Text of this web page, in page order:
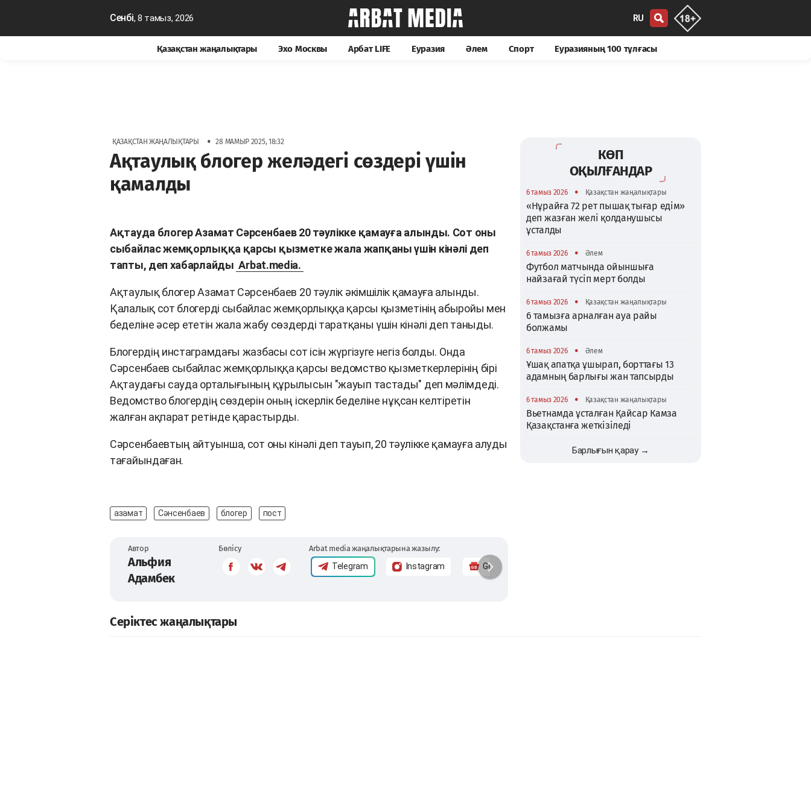
Сенбі, 8 тамыз, 2026 RU
Қазақстан жаңалықтары Эхо Москвы Арбат LIFE Еуразия Әлем Спорт Еуразияның 100 тұлғасы
ҚАЗАҚСТАН ЖАҢАЛЫҚТАРЫ • 28 МАМЫР 2025, 18:32
Ақтаулық блогер желәдегі сөздері үшін
қамалды
Ақтауда блогер Азамат Сәрсенбаев 20 тәулікке қамауға алынды. Сот оны
сыбайлас жемқорлыққа қарсы қызметке жала жапқаны үшін кінәлі деп
тапты, деп хабарлайды Arbat.media.
Ақтаулық блогер Азамат Сәрсенбаев 20 тәулік әкімшілік қамауға алынды.
Қалалық сот блогерді сыбайлас жемқорлыққа қарсы қызметінің абыройы мен
беделіне әсер ететін жала жабу сөздерді таратқаны үшін кінәлі деп таныды.
Блогердің инстаграмдағы жазбасы сот ісін жүргізуге негіз болды. Онда
Сәрсенбаев сыбайлас жемқорлыққа қарсы ведомство қызметкерлерінің бірі
Ақтаудағы сауда орталығының құрылысын "жауып тастады" деп мәлімдеді.
Ведомство блогердің сөздерін оның іскерлік беделіне нұқсан келтіретін
жалған ақпарат ретінде қарастырды.
Сәрсенбаевтың айтуынша, сот оны кінәлі деп тауып, 20 тәулікке қамауға алуды
тағайындаған.
азамат Сәнсенбаев блогер пост
Автор
Альфия
Адамбек
Бөлісу Arbat media жаңалықтарына жазылу:
Telegram Instagram Google News
КӨП
ОҚЫЛҒАНДАР
6 тамыз 2026 • Қазақстан жаңалықтары
«Нұрайға 72 рет пышақ тығар едім»
деп жазған желі қолданушысы
ұсталды
6 тамыз 2026 • Әлем
Футбол матчында ойыншыға
найзағай түсіп мерт болды
6 тамыз 2026 • Қазақстан жаңалықтары
6 тамызға арналған ауа райы
болжамы
6 тамыз 2026 • Әлем
Ұшақ апатқа ұшырап, борттағы 13
адамның барлығы жан тапсырды
6 тамыз 2026 • Қазақстан жаңалықтары
Вьетнамда ұсталған Қайсар Камза
Қазақстанға жеткізіледі
Барлығын қарау →
Серіктес жаңалықтары